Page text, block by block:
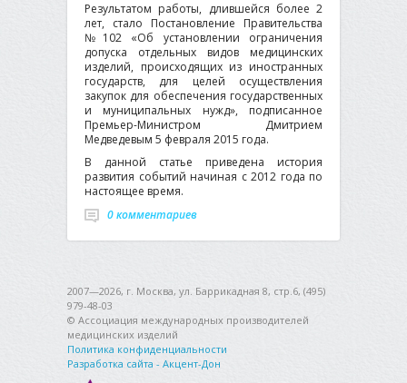
Результатом работы, длившейся более 2
лет, стало Постановление Правительства
№102 «Об установлении ограничения
допуска отдельных видов медицинских
изделий, происходящих из иностранных
государств, для целей осуществления
закупок для обеспечения государственных
и муниципальных нужд», подписанное
Премьер-Министром Дмитрием
Медведевым 5 февраля 2015 года.
В данной статье приведена история
развития событий начиная с 2012 года по
настоящее время.
0 комментариев
2007—2026, г. Москва, ул. Баррикадная 8, стр.6, (495)
979-48-03
© Ассоциация международных производителей
медицинских изделий
Политика конфиденциальности
Разработка сайта - Акцент-Дон